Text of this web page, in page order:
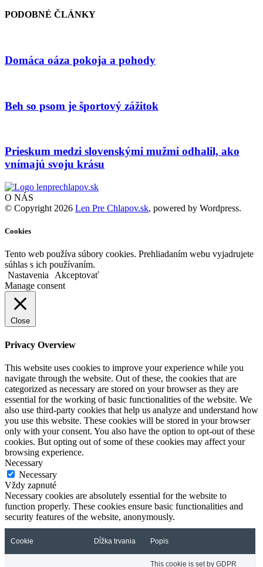
PODOBNÉ ČLÁNKY
Domáca oáza pokoja a pohody
Beh so psom je športový zážitok
Prieskum medzi slovenskými mužmi odhalil, ako
vnímajú svoju krásu
O NÁS
© Copyright 2026 Len Pre Chlapov.sk, powered by Wordpress.
Cookies
Tento web používa súbory cookies. Prehliadaním webu vyjadrujete
súhlas s ich používaním.
Nastavenia
Akceptovať
Manage consent
Close
Privacy Overview
This website uses cookies to improve your experience while you
navigate through the website. Out of these, the cookies that are
categorized as necessary are stored on your browser as they are
essential for the working of basic functionalities of the website. We
also use third-party cookies that help us analyze and understand how
you use this website. These cookies will be stored in your browser
only with your consent. You also have the option to opt-out of these
cookies. But opting out of some of these cookies may affect your
browsing experience.
Necessary
Necessary
Vždy zapnuté
Necessary cookies are absolutely essential for the website to
function properly. These cookies ensure basic functionalities and
security features of the website, anonymously.
Cookie Dĺžka trvania Popis
This cookie is set by GDPR